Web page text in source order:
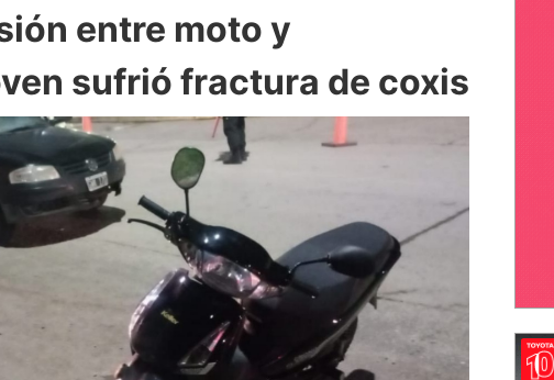
entre moto y
sufrió fractura de coxis